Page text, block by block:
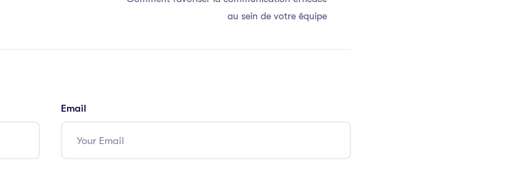
au sein de votre équipe
Email